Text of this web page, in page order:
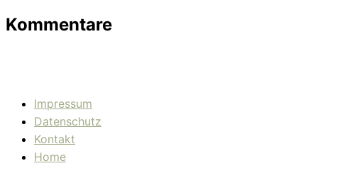
Kommentare
Impressum
Datenschutz
Kontakt
Home